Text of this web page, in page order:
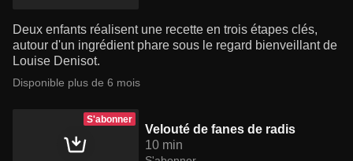
Deux enfants réalisent une recette en trois étapes clés,
autour d'un ingrédient phare sous le regard bienveillant de
Louise Denisot.
Disponible plus de 6 mois
S'abonner
Velouté de fanes de radis
10 min